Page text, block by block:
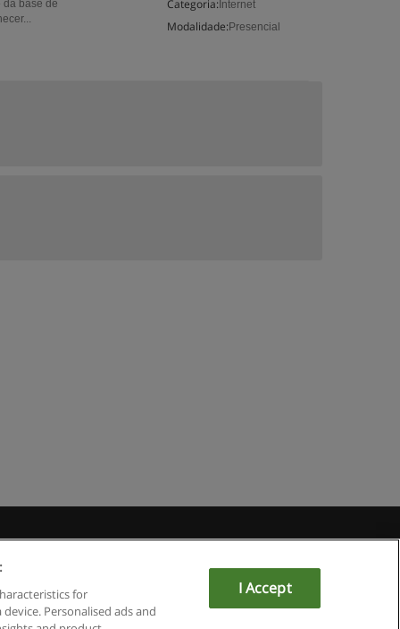
Categoria: Internet
Modalidade: Presencial
base de
for
Personalised ads and
I Accept